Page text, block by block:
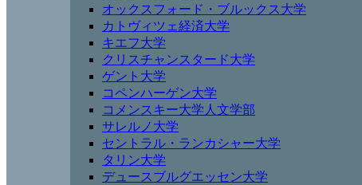
オックスフォード・ブルックス大学
カトヴィツェ経済大学
キエフ大学
クリスチャンスタード大学
ゲント大学
コペンハーゲン大学
コメンスキー大学人文学部
サレルノ大学
セントラル・ランカシャー大学
タリン大学
デュースブルグエッセン大学